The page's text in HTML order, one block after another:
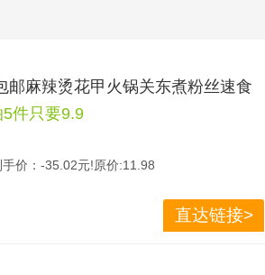
麻辣烫花甲火锅关东煮粉丝速食
件只要9.9
价：-35.02元!原价:11.98
拌、炒菜都超好吃！夏日必备 快来囤货，错过
直达链接>